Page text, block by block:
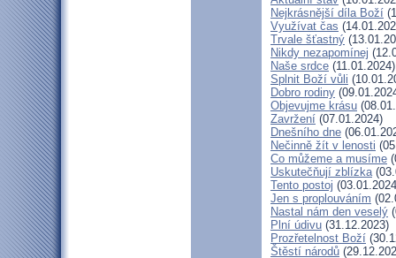
Nejkrásnější díla Boží
Využívat čas
Trvale šťastný
Nikdy nezapomínej
Naše srdce (11.01.2024)
Splnit Boží vůli
Dobro rodiny
Objevujme krásu
Zavržení (07.01.2024)
Dnešního dne
Nečinně žít v lenosti
Co můžeme a musíme
Uskutečňují zblízka
Tento postoj
Jen s proplouváním
Nastal nám den veselý
Plní údivu (31.12.2023)
Prozřetelnost Boží
Štěstí národů